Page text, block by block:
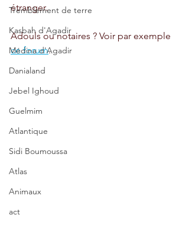
Tremblement de terre
Kasbah d'Agadir
Médina d'Agadir
Danialand
Jebel Ighoud
Guelmim
Atlantique
Sidi Boumoussa
Atlas
Animaux
act
étranger.
Adouls ou notaires ? Voir par exemple
ce forum.